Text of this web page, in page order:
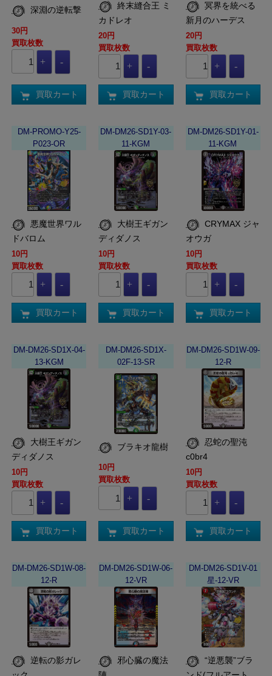
深淵の逆転撃
30円
買取枚数
買取カート
終末縫合王 ミ
カドレオ
20円
買取枚数
買取カート
新月のハーデス
20円
買取枚数
買取カート
DM-PROMO-Y25-
P023-OR
ドバロム
10円
買取枚数
買取カート
DM-DM26-SD1Y-03-
11-KGM
ディダノス
10円
買取枚数
買取カート
DM-DM26-SD1Y-01-
11-KGM
オウガ
10円
買取枚数
買取カート
DM-DM26-SD1X-04-
13-KGM
ディダノス
10円
買取枚数
買取カート
DM-DM26-SD1X-
02F-13-SR
ブラキオ龍樹
10円
買取枚数
買取カート
DM-DM26-SD1W-09-
12-R
c0br4
10円
買取枚数
買取カート
DM-DM26-SD1W-08-
12-R
DM-DM26-SD1W-06-
12-VR
邪心臓の魔法
DM-DM26-SD1V-01
星-12-VR